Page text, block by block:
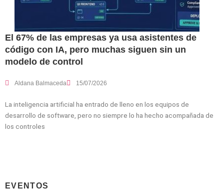
El 67% de las empresas ya usa asistentes de
código con IA, pero muchas siguen sin un
modelo de control
Aldana Balmaceda 15/07/2026
La inteligencia artificial ha entrado de lleno en los equipos de
desarrollo de software, pero no siempre lo ha hecho acompañada de
los controles
EVENTOS